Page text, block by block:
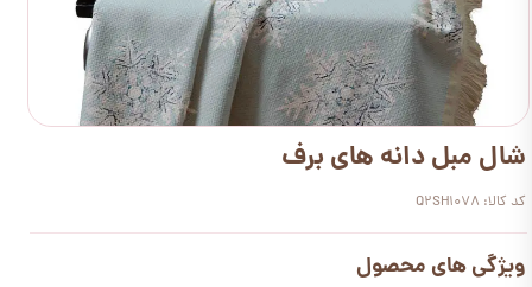
شال مبل دانه های برف
کد کالا: Q2SH1078
ویژگی های محصول